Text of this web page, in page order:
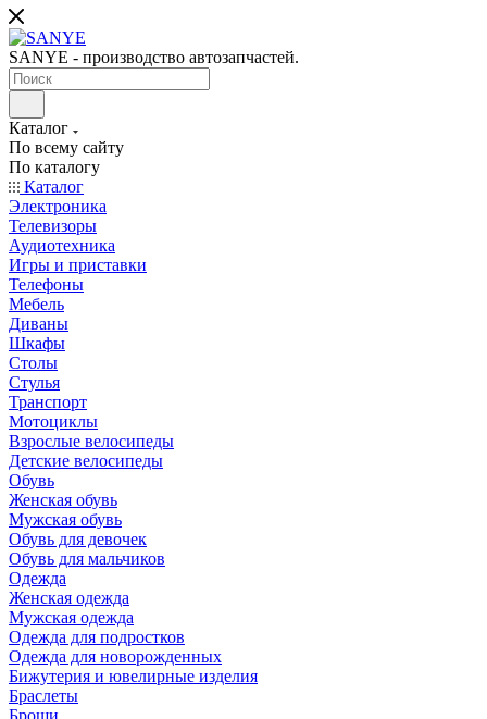
SANYE - производство автозапчастей.
Каталог
По всему сайту
По каталогу
Каталог
Электроника
Телевизоры
Аудиотехника
Игры и приставки
Телефоны
Мебель
Диваны
Шкафы
Столы
Стулья
Транспорт
Мотоциклы
Взрослые велосипеды
Детские велосипеды
Обувь
Женская обувь
Мужская обувь
Обувь для девочек
Обувь для мальчиков
Одежда
Женская одежда
Мужская одежда
Одежда для подростков
Одежда для новорожденных
Бижутерия и ювелирные изделия
Браслеты
Броши